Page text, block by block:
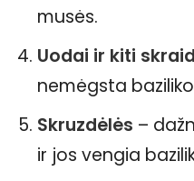
musės.
Uodai ir kiti
nemėgsta
Skruzdėlės –
ir jos vengia